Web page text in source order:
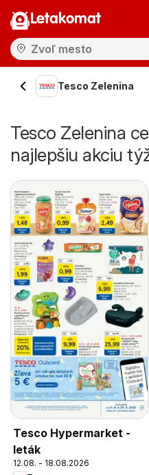
Letakomat
Tesco Zelenina
Tesco Zelenina
najlepšiu akciu
Tesco Hypermarket -
leták
12.08. - 18.08.2026